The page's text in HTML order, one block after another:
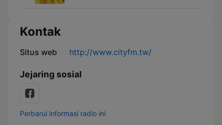
Kontak
Situs web http://www.cityfm.tw/
Jejaring sosial
Perbarui informasi radio ini